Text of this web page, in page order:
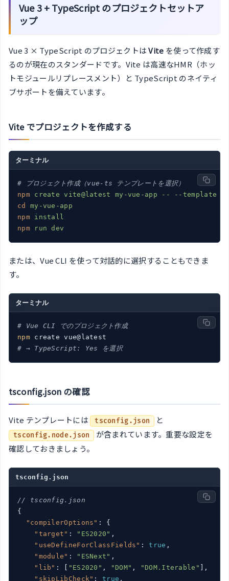
Vue 3 + TypeScript のプロジェクトセットア
ップ
Vue 3 × TypeScript のプロジェクトはVite を使って作成す
るのが現在のスタンダードです。Vite は高速なHMR（ホッ
トモジュールリプレースメント）と TypeScript のネイティ
ブサポートを備えています。
Vite でプロジェクトを作成する
ターミナル
# プロジェクト作成（vue-ts テンプレートを選択）
npm
create vite@latest my-vue-app -- --template
cd
my-vue-app
npm
install
npm
run dev
または、Vue CLI を使って対話的に選択することもできま
す。
ターミナル
# Vue CLI でのプロジェクト作成
npm
# → TypeScript: Yes を選択
tsconfig.json の確認
Vite テンプレートには tsconfig.json と
tsconfig.node.json
が含まれています。重要な設定を
確認しておきましょう。
tsconfig.json
// tsconfig.json
{
"compilerOptions" : {
"target" : "ES2020" ,
"useDefineForClassFields" : true ,
"module" : "ESNext" ,
"lib" : [ "ES2020" , "DOM" , "DOM.Iterable"
],
"skipLibCheck" : true ,